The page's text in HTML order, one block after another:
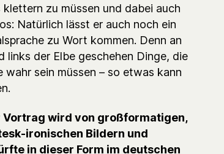
zu müssen und dabei auch
Natürlich lässt er auch noch ein
zu Wort kommen. Denn an
links der Elbe geschehen Dinge, die
sein müssen – so etwas kann
wird von großformatigen,
ironischen Bildern und
in dieser Form im deutschen